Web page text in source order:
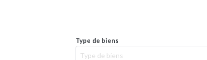
Type de biens
Type de biens